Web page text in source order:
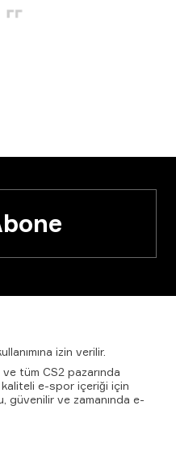
izin verilir.
ve tüm CS2 pazarında
e-spor içeriği için
güvenilir ve zamanında e-